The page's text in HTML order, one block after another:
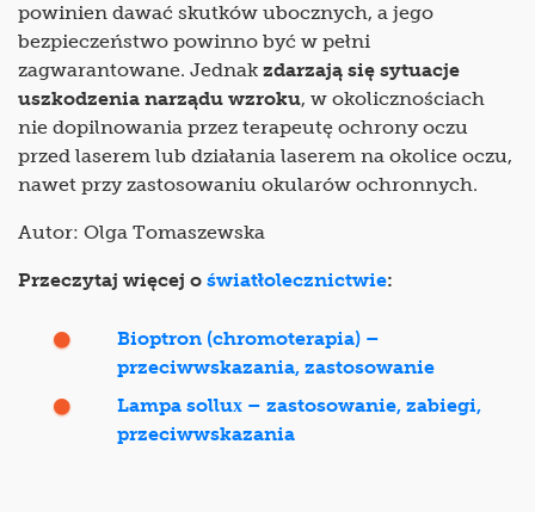
powinien dawać skutków ubocznych, a jego
bezpieczeństwo powinno być w pełni
zagwarantowane. Jednak zdarzają się sytuacje
uszkodzenia narządu wzroku, w okolicznościach
nie dopilnowania przez terapeutę ochrony oczu
przed laserem lub działania laserem na okolice oczu,
nawet przy zastosowaniu okularów ochronnych.
Autor: Olga Tomaszewska
Przeczytaj więcej o światłolecznictwie:
Bioptron (chromoterapia) –
przeciwwskazania, zastosowanie
Lampa sollux – zastosowanie, zabiegi,
przeciwwskazania